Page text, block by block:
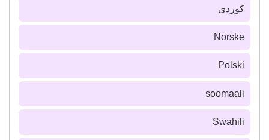
كوردی
Norske
Polski
soomaali
Swahili